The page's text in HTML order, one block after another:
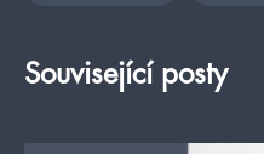
Související posty